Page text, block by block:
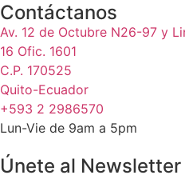
Contáctanos
Av. 12 de Octubre N26-97 y
16 Ofic. 1601
C.P. 170525
Quito-Ecuador
+593 2 2986570
Lun-Vie de 9am a 5pm
Únete al Newsletter